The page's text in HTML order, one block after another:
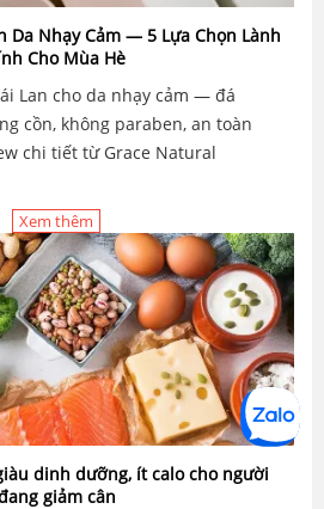
Da Nhạy Cảm — 5 Lựa Chọn Lành
Cho Mùa Hè
Lan cho da nhạy cảm — đá
cồn, không paraben, an toàn
chi tiết từ Grace Natural
Xem thêm
dinh dưỡng, ít calo cho người
giảm cân